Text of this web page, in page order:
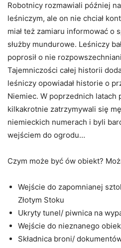
Robotnicy rozmawiali później
leśniczym, ale on nie chciał
miał też zamiaru informować o
służby mundurowe. Leśniczy
poprosił o nie
Tajemniczości całej historii
leśniczy opowiadał historie o
Niemiec. W poprzednich latach
kilkakrotnie zatrzymywali się
niemieckich numerach i byli
wejściem do ogrodu…
Czym może być ów obiekt?
Wejście do zapomnianej
Złotym Stoku
Ukryty tunel/ piwnica na
Wejście do nieznanego
Składnica broni/